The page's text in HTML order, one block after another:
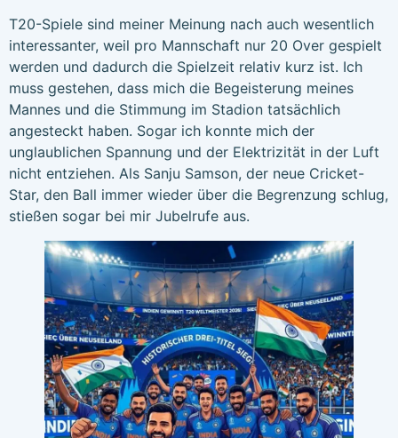
T20-Spiele sind meiner Meinung nach auch wesentlich
interessanter, weil pro Mannschaft nur 20 Over gespielt
werden und dadurch die Spielzeit relativ kurz ist. Ich
muss gestehen, dass mich die Begeisterung meines
Mannes und die Stimmung im Stadion tatsächlich
angesteckt haben. Sogar ich konnte mich der
unglaublichen Spannung und der Elektrizität in der Luft
nicht entziehen. Als Sanju Samson, der neue Cricket-
Star, den Ball immer wieder über die Begrenzung schlug,
stießen sogar bei mir Jubelrufe aus.